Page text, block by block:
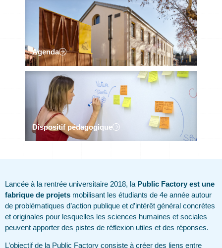
Agenda
Dispositif pédagogique
Lancée à la rentrée universitaire 2018, la Public Factory est une
fabrique de projets mobilisant les étudiants de 4e année autour
de problématiques d’action publique et d’intérêt général concrètes
et originales pour lesquelles les sciences humaines et sociales
peuvent apporter des pistes de réflexion utiles et des réponses.
L’objectif de la Public Factory consiste à créer des liens entre